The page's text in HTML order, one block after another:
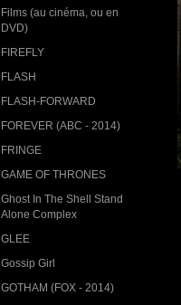
Films (au cinéma, ou en
DVD)
FIREFLY
FLASH
FLASH-FORWARD
FOREVER (ABC - 2014)
FRINGE
GAME OF THRONES
Ghost In The Shell Stand
Alone Complex
GLEE
Gossip Girl
GOTHAM (FOX - 2014)